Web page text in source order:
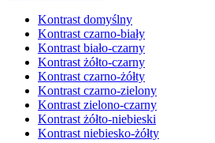
Kontrast domyślny
Kontrast czarno-biały
Kontrast biało-czarny
Kontrast żółto-czarny
Kontrast czarno-żółty
Kontrast czarno-zielony
Kontrast zielono-czarny
Kontrast żółto-niebieski
Kontrast niebiesko-żółty